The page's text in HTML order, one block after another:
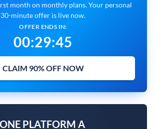
month on monthly plans. Your personal
30-minute offer is live now.
OFFER ENDS IN:
00:29:44
CLAIM 90% OFF NOW
PLATFORM A